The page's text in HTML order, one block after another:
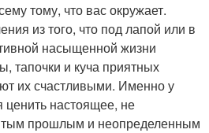
тому, что вас окружает.
из того, что под лапой или в
насыщенной жизни
тапочки и куча приятных
их счастливыми. Именно у
ценить настоящее, не
прошлым и неопределенным